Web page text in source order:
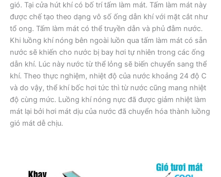
gió. Tại cửa hút khí có bố trí tấm làm mát. Tấm làm mát này
được chế tạo theo dạng vô số ống dẫn khí với mặt cắt như
tổ ong. Tấm làm mát có thể truyền dẫn và phủ đẫm nước.
Khi luồng khí nóng bên ngoài luồn qua tấm làm mát có sẵn
nước sẽ khiến cho nước bị bay hơi tự nhiên trong các ống
dẫn khí. Lúc này nước từ thể lỏng sẽ biến chuyển sang thể
khí. Theo thực nghiệm, nhiệt độ của nước khoảng 24 độ C
và do vậy, thể khí bốc hơi tức thì từ nước cũng mang nhiệt
độ cùng mức. Luồng khí nóng nực đã được giảm nhiệt làm
mát lại bởi hơi mát dịu của nước đã chuyển hóa thành luồng
gió mát dễ chịu.